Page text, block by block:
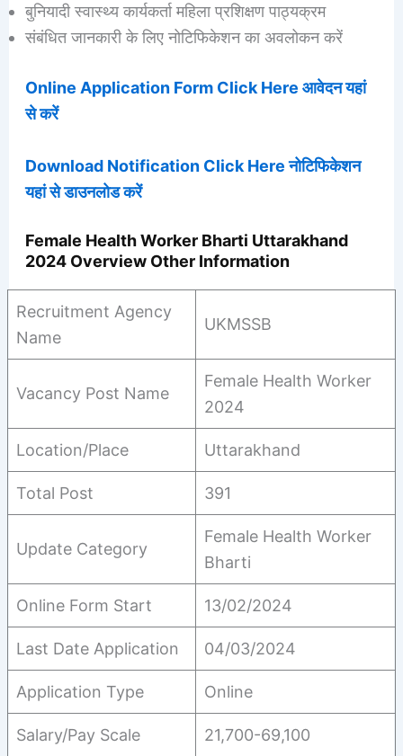
बुनियादी स्वास्थ्य कार्यकर्ता महिला प्रशिक्षण पाठ्यक्रम
संबंधित जानकारी के लिए नोटिफिकेशन का अवलोकन करें
Online Application Form Click Here आवेदन यहां
से करें
Download Notification Click Here नोटिफिकेशन
यहां से डाउनलोड करें
Female Health Worker Bharti Uttarakhand
2024 Overview Other Information
Recruitment Agency
Name
UKMSSB
Vacancy Post Name
Female Health Worker
2024
Location/Place Uttarakhand
Total Post 391
Update Category
Female Health Worker
Bharti
Online Form Start 13/02/2024
Last Date Application 04/03/2024
Application Type Online
Salary/Pay Scale 21,700-69,100